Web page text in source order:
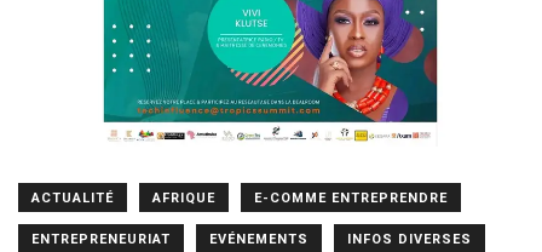
ACTUALITÉ AFRIQUE E-COMME ENTREPRENDRE
ENTREPRENEURIAT EVÉNEMENTS INFOS DIVERSES